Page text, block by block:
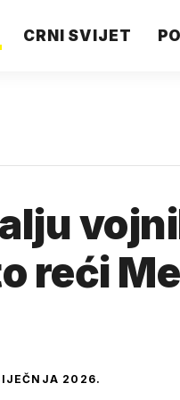
CRNI SVIJET
reći
2026.